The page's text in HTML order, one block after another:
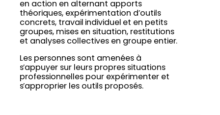
en action en alternant apports
théoriques, expérimentation d’outils
concrets, travail individuel et en petits
groupes, mises en situation, restitutions
et analyses collectives en groupe entier.
Les personnes sont amenées à
s’appuyer sur leurs propres situations
professionnelles pour expérimenter et
s’approprier les outils proposés.